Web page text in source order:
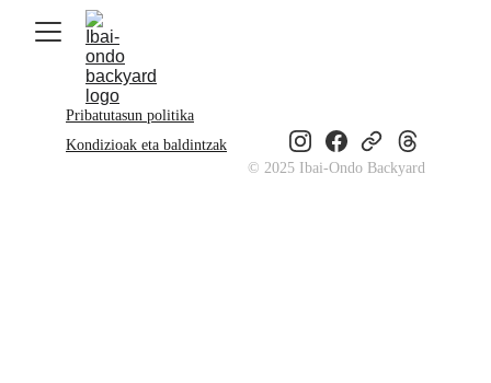
© 2025 Ibai-Ondo Backyard
Pribatutasun politika
Kondizioak eta baldintzak